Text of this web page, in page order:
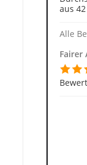
aus
Alle
Fairer